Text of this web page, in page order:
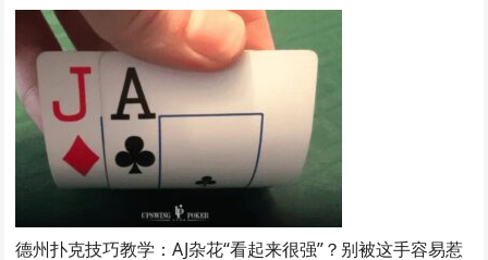
德州扑克技巧教学：AJ杂花“看起来很强”？别被这手容易惹